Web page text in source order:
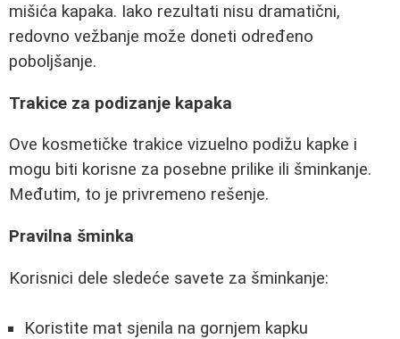
mišića kapaka. Iako rezultati nisu dramatični,
redovno vežbanje može doneti određeno
poboljšanje.
Trakice za podizanje kapaka
Ove kosmetičke trakice vizuelno podižu kapke i
mogu biti korisne za posebne prilike ili šminkanje.
Međutim, to je privremeno rešenje.
Pravilna šminka
Korisnici dele sledeće savete za šminkanje:
Koristite mat sjenila na gornjem kapku